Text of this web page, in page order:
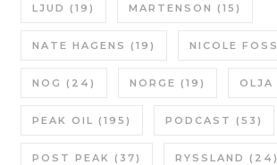
LJUD (19) MARTENSON (15)
NATE HAGENS (19) NICOLE FOSS
NOG (24) NORGE (19) OLJA
PEAK OIL (195) PODCAST (53)
POST PEAK (37) RYSSLAND (24)